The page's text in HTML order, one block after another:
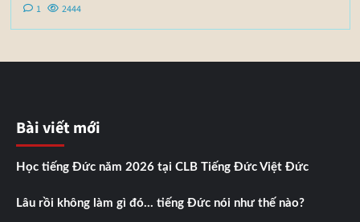
1 2444
Bài viết mới
Học tiếng Đức năm 2026 tại CLB Tiếng Đức Việt Đức
Lâu rồi không làm gì đó… tiếng Đức nói như thế nào?